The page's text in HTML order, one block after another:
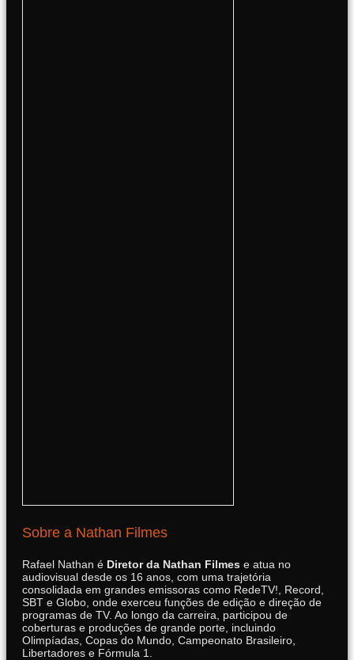
Sobre a Nathan Filmes
Rafael Nathan é Diretor da Nathan Filmes e atua no
audiovisual desde os 16 anos, com uma trajetória
consolidada em grandes emissoras como RedeTV!, Record,
SBT e Globo, onde exerceu funções de edição e direção de
programas de TV. Ao longo da carreira, participou de
coberturas e produções de grande porte, incluindo
Olimpíadas, Copas do Mundo, Campeonato Brasileiro,
Libertadores e Fórmula 1.